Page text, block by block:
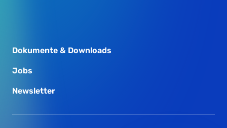
Dokumente & Downloads
Jobs
Newsletter